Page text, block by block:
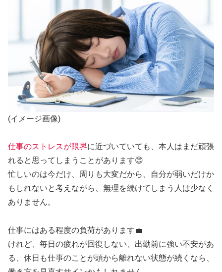
(イメージ画像)
仕事のストレスが限界に近づいていても、本人はまだ頑張
れると思ってしまうことがあります😊
忙しいのは今だけ、周りも大変だから、自分が弱いだけか
もしれないと考えながら、無理を続けてしまう人は少なく
ありません。
仕事にはある程度の負荷があります💼
けれど、毎日の疲れが回復しない、出勤前に強い不安があ
る、休日も仕事のことが頭から離れない状態が続くなら、